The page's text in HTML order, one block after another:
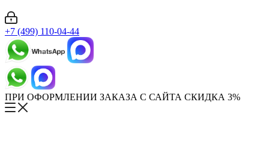
+7 (499) 110-04-44
ПРИ ОФОРМЛЕНИИ ЗАКАЗА С САЙТА СКИДКА 3%